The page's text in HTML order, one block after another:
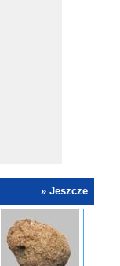
» Jeszcze